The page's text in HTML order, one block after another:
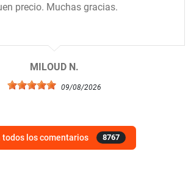
precio. Muchas gracias.
MILOUD N.
09/08/2026
todos los comentarios 8767